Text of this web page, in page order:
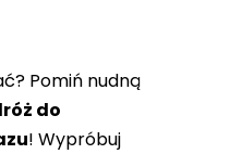
Pomiń nudną
do
! Wypróbuj